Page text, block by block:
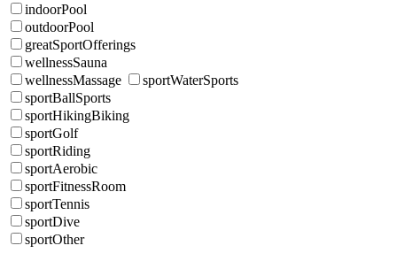
indoorPool
outdoorPool
greatSportOfferings
wellnessSauna
wellnessMassage
sportWaterSports
sportBallSports
sportHikingBiking
sportGolf
sportRiding
sportAerobic
sportFitnessRoom
sportTennis
sportDive
sportOther